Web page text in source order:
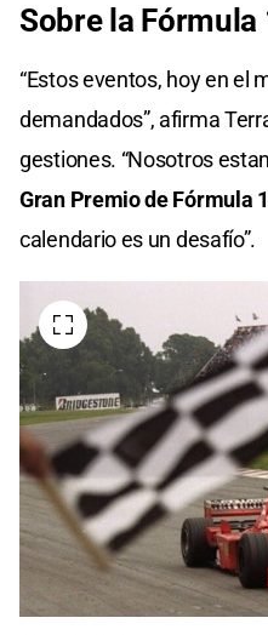
Sobre la Fórmula
“Estos eventos, hoy en el
demandados”, afirma
gestiones. “Nosotros
Gran Premio de Fórmula 1
calendario es un desafío”.